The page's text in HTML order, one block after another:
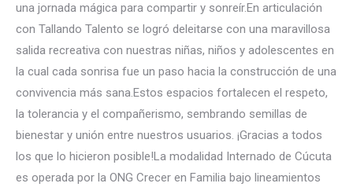
una jornada mágica para compartir y sonreír.En articulación
con Tallando Talento se logró deleitarse con una maravillosa
salida recreativa con nuestras niñas, niños y adolescentes en
la cual cada sonrisa fue un paso hacia la construcción de una
convivencia más sana.Estos espacios fortalecen el respeto,
la tolerancia y el compañerismo, sembrando semillas de
bienestar y unión entre nuestros usuarios. ¡Gracias a todos
los que lo hicieron posible!La modalidad Internado de Cúcuta
es operada por la ONG Crecer en Familia bajo lineamientos